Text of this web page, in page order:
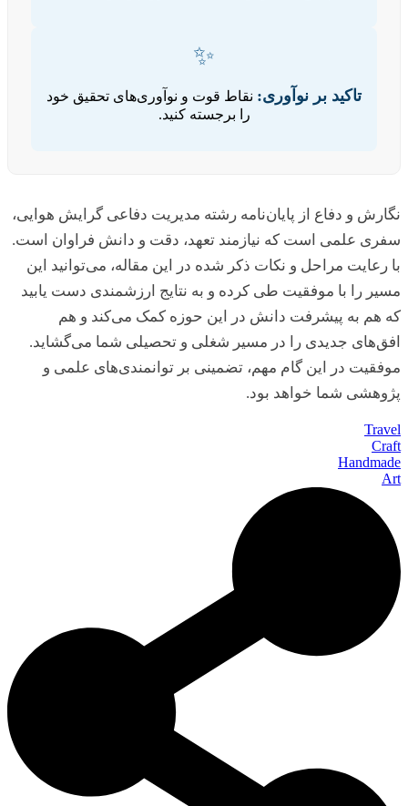
✨
تاکید بر نوآوری: نقاط قوت و نوآوری‌های تحقیق خود
را برجسته کنید.
نگارش و دفاع از پایان‌نامه رشته مدیریت دفاعی گرایش هوایی،
سفری علمی است که نیازمند تعهد، دقت و دانش فراوان است.
با رعایت مراحل و نکات ذکر شده در این مقاله، می‌توانید این
مسیر را با موفقیت طی کرده و به نتایج ارزشمندی دست یابید
که هم به پیشرفت دانش در این حوزه کمک می‌کند و هم
افق‌های جدیدی را در مسیر شغلی و تحصیلی شما می‌گشاید.
موفقیت در این گام مهم، تضمینی بر توانمندی‌های علمی و
پژوهشی شما خواهد بود.
Travel
Craft
Handmade
Art